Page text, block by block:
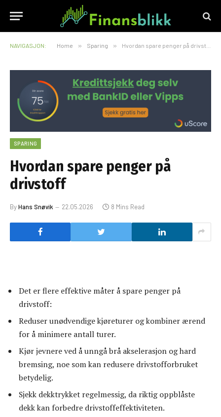
NAVIGASJON: Home » Sparing » Hvordan spare penger på drivstoff
SPARING
Hvordan spare penger på
drivstoff
ByHans Snøvik 22.05.2026 8 Mins Read
Det er flere effektive måter å spare penger på
drivstoff:
Reduser unødvendige kjøreturer og kombiner ærend
for å minimere antall turer.
Kjør jevnere ved å unngå brå akselerasjon og hard
bremsing, noe som kan redusere drivstofforbruket
betydelig.
Sjekk dekktrykket regelmessig, da riktig oppblåste
dekk kan forbedre drivstoffeffektiviteten.